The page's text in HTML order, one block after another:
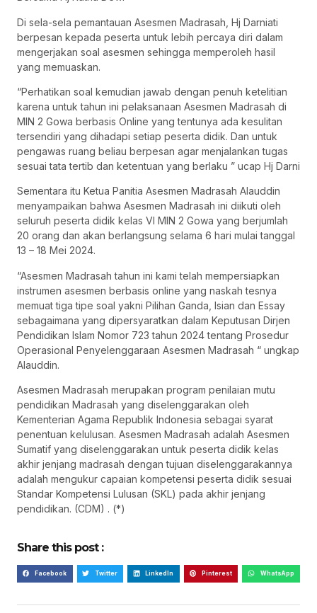
Di sela-sela pemantauan Asesmen Madrasah, Hj Darniati
berpesan kepada peserta untuk lebih percaya diri dalam
mengerjakan soal asesmen sehingga memperoleh hasil
yang memuaskan.
“Perhatikan soal kemudian jawab dengan penuh ketelitian
karena untuk tahun ini pelaksanaan Asesmen Madrasah di
MIN 2 Gowa berbasis Online yang tentunya ada kesulitan
tersendiri yang dihadapi setiap peserta didik. Dan untuk
pengawas ruang beliau berpesan agar menjalankan tugas
sesuai tata tertib dan ketentuan yang berlaku ” ucap Hj Darni
Sementara itu Ketua Panitia Asesmen Madrasah Alauddin
menyampaikan bahwa Asesmen Madrasah ini diikuti oleh
seluruh peserta didik kelas VI MIN 2 Gowa yang berjumlah
20 orang dan akan berlangsung selama 6 hari mulai tanggal
13 – 18 Mei 2024.
“Asesmen Madrasah tahun ini kami telah mempersiapkan
instrumen asesmen berbasis online yang naskah tesnya
memuat tiga tipe soal yakni Pilihan Ganda, Isian dan Essay
sebagaimana yang dipersyaratkan dalam Keputusan Dirjen
Pendidikan Islam Nomor 723 tahun 2024 tentang Prosedur
Operasional Penyelenggaraan Asesmen Madrasah “ ungkap
Alauddin.
Asesmen Madrasah merupakan program penilaian mutu
pendidikan Madrasah yang diselenggarakan oleh
Kementerian Agama Republik Indonesia sebagai syarat
penentuan kelulusan. Asesmen Madrasah adalah Asesmen
Sumatif yang diselenggarakan untuk peserta didik kelas
akhir jenjang madrasah dengan tujuan diselenggarakannya
adalah mengukur capaian kompetensi peserta didik sesuai
Standar Kompetensi Lulusan (SKL) pada akhir jenjang
pendidikan. (CDM) . (*)
Share this post :
Facebook Twitter LinkedIn Pinterest WhatsApp